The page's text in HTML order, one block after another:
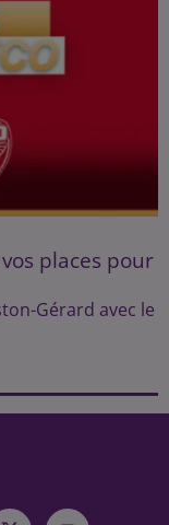
vos places pour
Gérard avec le